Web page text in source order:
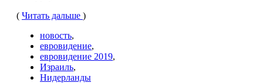
( Читать дальше )
новость,
евровидение,
евровидение 2019,
Израиль,
Нидерланды